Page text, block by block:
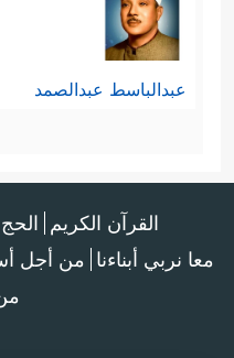
عبدالباسط عبدالصمد
القرآن الكريم
معا نربي أبناءنا من أجل